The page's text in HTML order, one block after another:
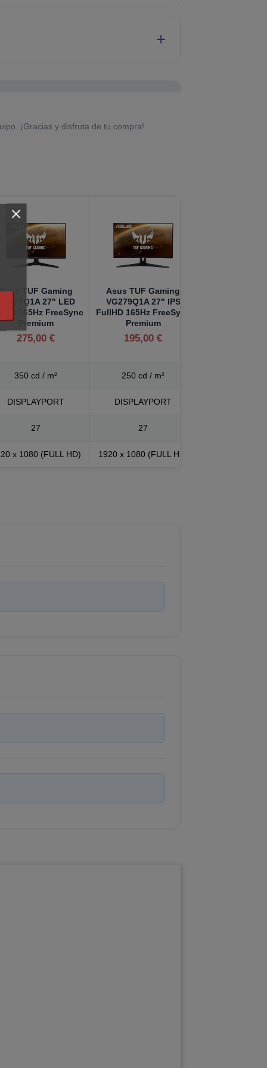
¡Gracias y disfruta de tu compra!
TUF Gaming
27" LED
165Hz FreeSync
Premium
275,00 €
Asus TUF Gaming
VG279Q1A 27" IPS
FullHD 165Hz FreeSync
Premium
195,00 €
350 cd / m² 250 cd / m²
DISPLAYPORT DISPLAYPORT
27 27
x 1080 (FULL HD) 1920 x 1080 (FULL HD)